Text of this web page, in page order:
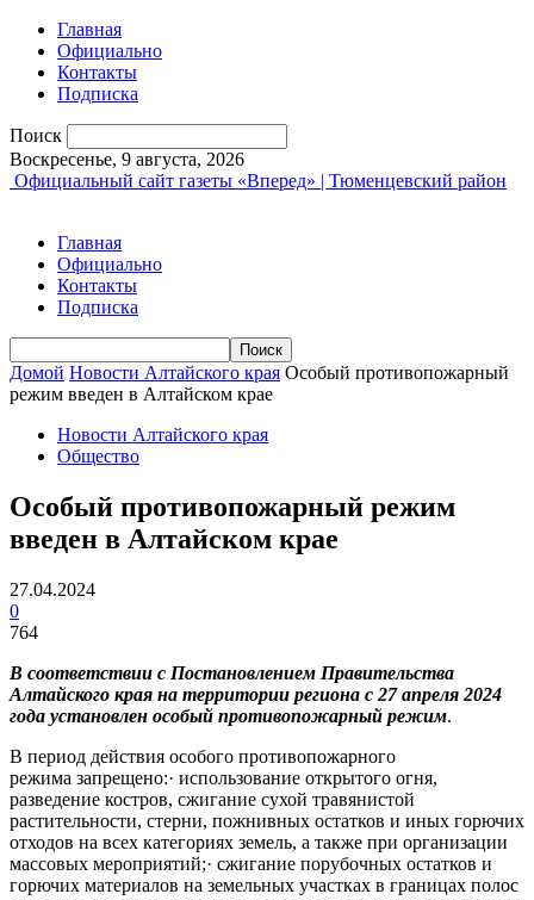
Главная
Официально
Контакты
Подписка
Поиск
Воскресенье, 9 августа, 2026
Официальный сайт газеты «Вперед» | Тюменцевский район
Главная
Официально
Контакты
Подписка
Домой Новости Алтайского края Особый противопожарный
режим введен в Алтайском крае
Новости Алтайского края
Общество
Особый противопожарный режим
введен в Алтайском крае
27.04.2024
0
764
В соответствии с Постановлением Правительства
Алтайского края на территории региона с 27 апреля 2024
года установлен особый противопожарный режим.
В период действия особого противопожарного
режима запрещено:· использование открытого огня,
разведение костров, сжигание сухой травянистой
растительности, стерни, пожнивных остатков и иных горючих
отходов на всех категориях земель, а также при организации
массовых мероприятий;· сжигание порубочных остатков и
горючих материалов на земельных участках в границах полос